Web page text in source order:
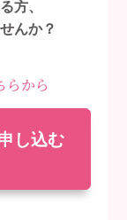
方、
んか？
らから
し込む